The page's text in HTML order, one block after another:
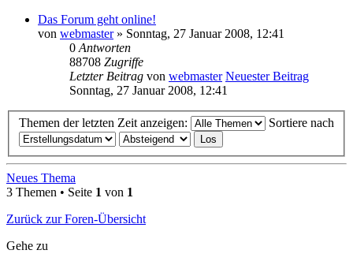
Das Forum geht online!
von webmaster» Sonntag, 27 Januar 2008, 12:41
0 Antworten
88708 Zugriffe
Letzter Beitrag von webmaster Neuester Beitrag
Sonntag, 27 Januar 2008, 12:41
Themen der letzten Zeit anzeigen: Sortiere nach
Neues Thema
3 Themen • Seite 1 von 1
Zurück zur Foren-Übersicht
Gehe zu